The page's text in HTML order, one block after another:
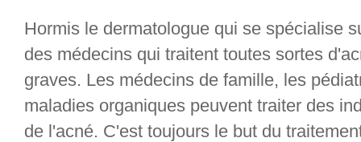
Hormis le dermatologue qui se spécialise
des médecins qui traitent toutes sortes
graves. Les médecins de famille, les
maladies organiques peuvent traiter des
de l'acné. C'est toujours le but du